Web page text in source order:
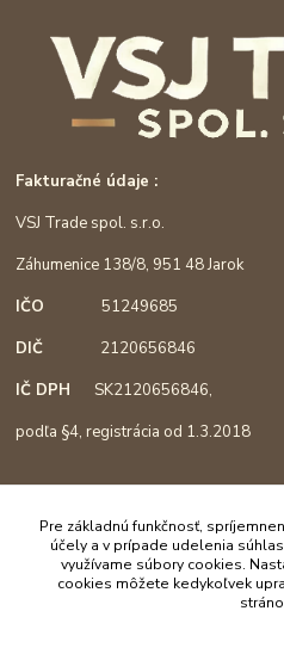
Fakturačné údaje :
VSJ Trade spol. s.r.o.
Záhumenice 138/8, 951 48 Jarok
IČO51249685
DIČ 2120656846
IČ DPHSK2120656846,
podľa §4, registrácia od 1.3.2018
Mapa :
Pre základnú funkčnosť,
účely a v prípade udelenia
využívame súbory cookies.
cookies môžete kedykoľvek